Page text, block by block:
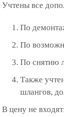
Учтены все
По
По
По снятию
Также
шлангов,
В цену не